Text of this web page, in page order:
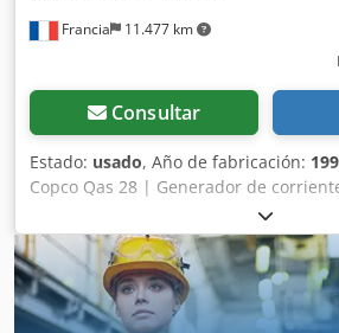
Francia 11.477 km
Consultar
Estado: usado, Año de fabricación:
Copco Qas 28 | Generador de
Ubicación: Francia 🚛 Entrega
¡Utilice nuestra calculadora de envíos
costes de transporte! 💰 Cómprelo
haga una oferta. Pago a la entrega
tarifa asequible (sujeto a aprobación)*